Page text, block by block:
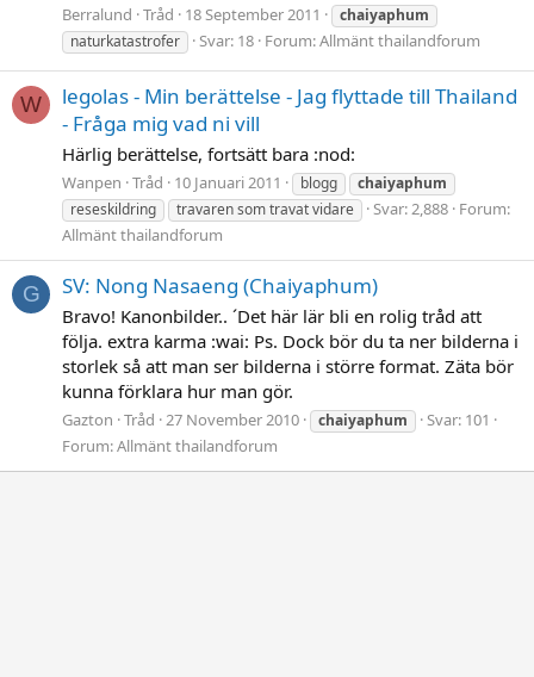
Berralund Tråd 18 September 2011
chaiyaphum
naturkatastrofer
Svar: 18 Forum:Allmänt thailandforum
W
legolas - Min berättelse - Jag flyttade till Thailand
- Fråga mig vad ni vill
Härlig berättelse, fortsätt bara :nod:
Wanpen Tråd 10 Januari 2011 blogg
chaiyaphum
reseskildring
travaren som travat vidare Svar: 2,888 Forum:
Allmänt thailandforum
G SV: Nong Nasaeng (Chaiyaphum)
Bravo! Kanonbilder.. ´Det här lär bli en rolig tråd att
följa. extra karma :wai: Ps. Dock bör du ta ner bilderna i
storlek så att man ser bilderna i större format. Zäta bör
kunna förklara hur man gör.
Gazton Tråd 27 November 2010 chaiyaphum
Svar: 101
Forum:Allmänt thailandforum